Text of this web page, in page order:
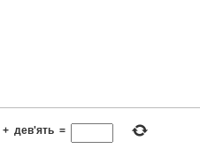
+ дев'ять =